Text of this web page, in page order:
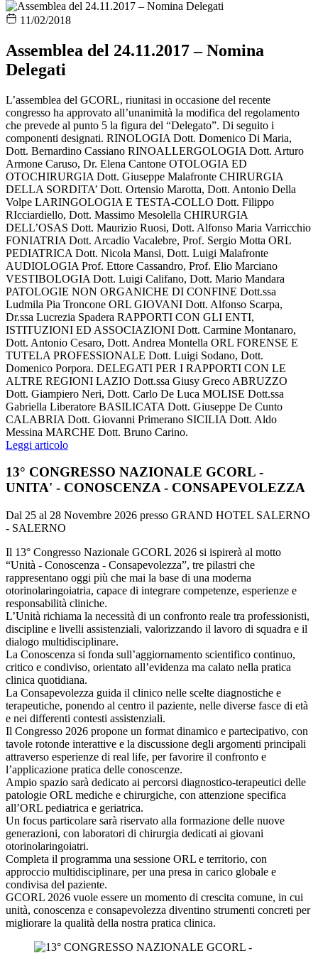
11/02/2018
Assemblea del 24.11.2017 – Nomina
Delegati
L’assemblea del GCORL, riunitasi in occasione del recente
congresso ha approvato all’unanimità la modifica del regolamento
che prevede al punto 5 la figura del “Delegato”. Di seguito i
componenti designati. RINOLOGIA Dott. Domenico Di Maria,
Dott. Bernardino Cassiano RINOALLERGOLOGIA Dott. Arturo
Armone Caruso, Dr. Elena Cantone OTOLOGIA ED
OTOCHIRURGIA Dott. Giuseppe Malafronte CHIRURGIA
DELLA SORDITA’ Dott. Ortensio Marotta, Dott. Antonio Della
Volpe LARINGOLOGIA E TESTA-COLLO Dott. Filippo
RIcciardiello, Dott. Massimo Mesolella CHIRURGIA
DELL’OSAS Dott. Maurizio Ruosi, Dott. Alfonso Maria Varricchio
FONIATRIA Dott. Arcadio Vacalebre, Prof. Sergio Motta ORL
PEDIATRICA Dott. Nicola Mansi, Dott. Luigi Malafronte
AUDIOLOGIA Prof. Ettore Cassandro, Prof. Elio Marciano
VESTIBOLOGIA Dott. Luigi Califano, Dott. Mario Mandara
PATOLOGIE NON ORGANICHE DI CONFINE Dott.ssa
Ludmila Pia Troncone ORL GIOVANI Dott. Alfonso Scarpa,
Dr.ssa Lucrezia Spadera RAPPORTI CON GLI ENTI,
ISTITUZIONI ED ASSOCIAZIONI Dott. Carmine Montanaro,
Dott. Antonio Cesaro, Dott. Andrea Montella ORL FORENSE E
TUTELA PROFESSIONALE Dott. Luigi Sodano, Dott.
Domenico Porpora. DELEGATI PER I RAPPORTI CON LE
ALTRE REGIONI LAZIO Dott.ssa Giusy Greco ABRUZZO
Dott. Giampiero Neri, Dott. Carlo De Luca MOLISE Dott.ssa
Gabriella Liberatore BASILICATA Dott. Giuseppe De Cunto
CALABRIA Dott. Giovanni Primerano SICILIA Dott. Aldo
Messina MARCHE Dott. Bruno Carino.
Leggi articolo
13° CONGRESSO NAZIONALE GCORL -
UNITA' - CONOSCENZA - CONSAPEVOLEZZA
Dal 25 al 28 Novembre 2026 presso GRAND HOTEL SALERNO
- SALERNO
Il 13° Congresso Nazionale GCORL 2026 si ispirerà al motto
“Unità - Conoscenza - Consapevolezza”, tre pilastri che
rappresentano oggi più che mai la base di una moderna
otorinolaringoiatria, capace di integrare competenze, esperienze e
responsabilità cliniche.
L’Unità richiama la necessità di un confronto reale tra professionisti,
discipline e livelli assistenziali, valorizzando il lavoro di squadra e il
dialogo multidisciplinare.
La Conoscenza si fonda sull’aggiornamento scientifico continuo,
critico e condiviso, orientato all’evidenza ma calato nella pratica
clinica quotidiana.
La Consapevolezza guida il clinico nelle scelte diagnostiche e
terapeutiche, ponendo al centro il paziente, nelle diverse fasce di età
e nei differenti contesti assistenziali.
Il Congresso 2026 propone un format dinamico e partecipativo, con
tavole rotonde interattive e la discussione degli argomenti principali
attraverso esperienze di real life, per favorire il confronto e
l’applicazione pratica delle conoscenze.
Ampio spazio sarà dedicato ai percorsi diagnostico-terapeutici delle
patologie ORL mediche e chirurgiche, con attenzione specifica
all’ORL pediatrica e geriatrica.
Un focus particolare sarà riservato alla formazione delle nuove
generazioni, con laboratori di chirurgia dedicati ai giovani
otorinolaringoiatri.
Completa il programma una sessione ORL e territorio, con
approccio multidisciplinare, per una presa in carico globale e
condivisa del paziente.
GCORL 2026 vuole essere un momento di crescita comune, in cui
unità, conoscenza e consapevolezza diventino strumenti concreti per
migliorare la qualità della nostra pratica clinica.